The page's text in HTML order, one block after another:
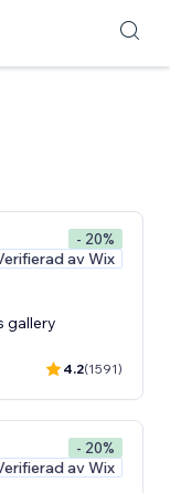
- 20%
av Wix
gallery
4.2(1591)
- 20%
av Wix